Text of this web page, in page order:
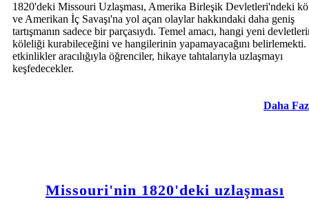
1820'deki Missouri Uzlaşması, Amerika Birleşik Devletleri'ndeki
ve Amerikan İç Savaşı'na yol açan olaylar hakkındaki daha geniş
tartışmanın sadece bir parçasıydı. Temel amacı, hangi yeni
köleliği kurabileceğini ve hangilerinin yapamayacağını
etkinlikler aracılığıyla öğrenciler, hikaye tahtalarıyla uzlaşmayı
keşfedecekler.
Daha
Missouri'nin 1820'deki uzlaşması